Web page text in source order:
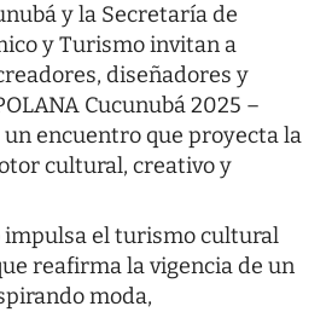
y la Secretaría de
y Turismo invitan a
diseñadores y
Cucunubá 2025 –
encuentro que proyecta la
cultural, creativo y
impulsa el turismo cultural
reafirma la vigencia de un
moda,